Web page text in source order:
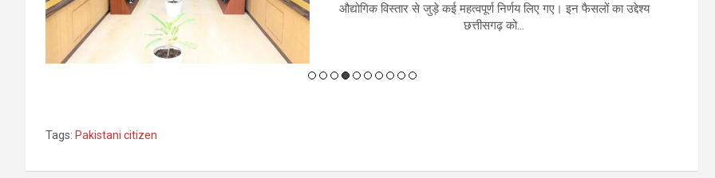
लगा और कुछ समय के लिए नीचे की ओर आया।...
Tags: Pakistani citizen